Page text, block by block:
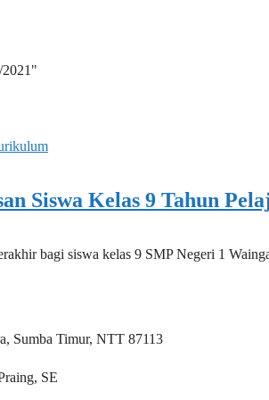
Siswa Kelas 9 Tahun
bagi siswa kelas 9 SMP Negeri 1
Sumba Timur, NTT 87113
SE